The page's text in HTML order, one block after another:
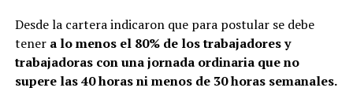
Desde la cartera indicaron que para postular se debe
tener a lo menos el 80% de los trabajadores y
trabajadoras con una jornada ordinaria que no
supere las 40 horas ni menos de 30 horas semanales.